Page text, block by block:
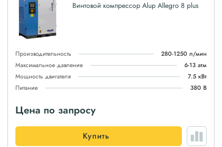
Винтовой компрессор Alup Allegro 8 plus
Производительность
280-1250 л/мин
Максимальное давление
6-13 атм
Мощность двигателя
7.5 кВт
Питание
380 В
Цена по запросу
Купить